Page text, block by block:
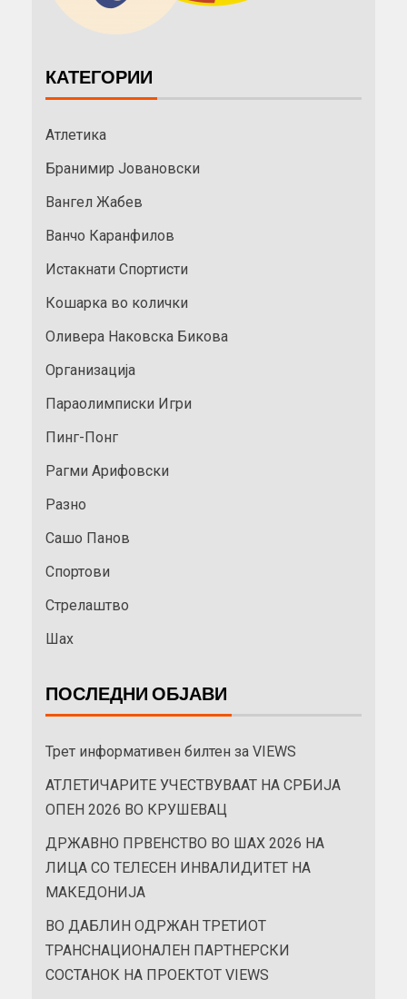
КАТЕГОРИИ
Атлетика
Бранимир Јовановски
Вангел Жабев
Ванчо Каранфилов
Истакнати Спортисти
Кошарка во колички
Оливера Наковска Бикова
Организација
Параолимписки Игри
Пинг-Понг
Рагми Арифовски
Разно
Сашо Панов
Спортови
Стрелаштво
Шах
ПОСЛЕДНИ ОБЈАВИ
Трет информативен билтен за VIEWS
АТЛЕТИЧАРИТЕ УЧЕСТВУВААТ НА СРБИЈА
ОПЕН 2026 ВО КРУШЕВАЦ
ДРЖАВНО ПРВЕНСТВО ВО ШАХ 2026 НА
ЛИЦА СО ТЕЛЕСЕН ИНВАЛИДИТЕТ НА
МАКЕДОНИЈА
ВО ДАБЛИН ОДРЖАН ТРЕТИОТ
ТРАНСНАЦИОНАЛЕН ПАРТНЕРСКИ
СОСТАНОК НА ПРОЕКТОТ VIEWS